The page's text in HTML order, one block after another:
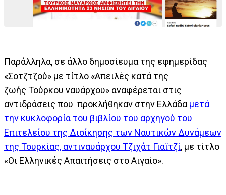
Παράλληλα, σε άλλο δημοσίευμα της εφημερίδας
«Σοτζτζού» με τίτλο «Απειλές κατά της
ζωής Τούρκου ναυάρχου» αναφέρεται στις
αντιδράσεις που προκλήθηκαν στην Ελλάδαμετά
την κυκλοφορία του βιβλίου του αρχηγού του
Eπιτελείου της Διοίκησης των Ναυτικών Δυνάμεων
της Τουρκίας, αντιναυάρχου Τζιχάτ Γιαϊτζί, με τίτλο
«Οι Ελληνικές Απαιτήσεις στο Αιγαίο».